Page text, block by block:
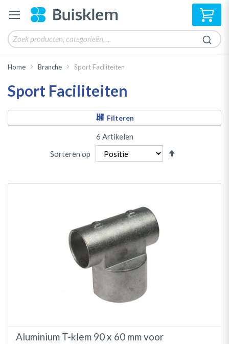
Home Branche Sport Faciliteiten
Sport Faciliteiten
Filteren
6 Artikelen
Sorteren op
laag
Aluminium T-klem 90 x 60 mm voor